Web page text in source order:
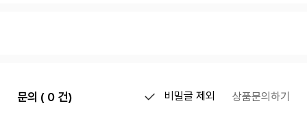
문의 ( 0 건) 비밀글 제외 상품문의하기